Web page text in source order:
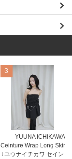
3
YUUNA ICHIKAWA
Ceinture Wrap Long Skir
t ユウナイチカワ セイン